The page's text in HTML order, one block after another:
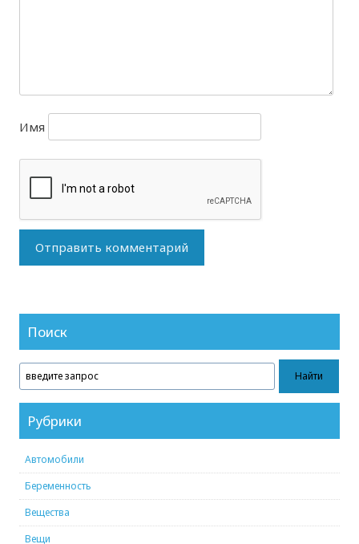
Имя
Поиск
Рубрики
Автомобили
Беременность
Вещества
Вещи